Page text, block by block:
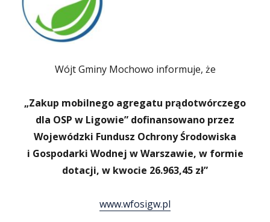
Wójt Gminy Mochowo informuje, że
„Zakup mobilnego agregatu prądotwórczego
dla OSP w Ligowie” dofinansowano przez
Wojewódzki Fundusz Ochrony Środowiska
i Gospodarki Wodnej w Warszawie, w formie
dotacji, w kwocie 26.963,45 zł”
www.wfosigw.pl